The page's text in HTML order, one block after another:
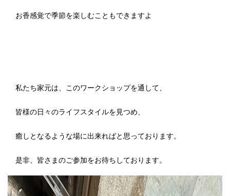
お香感覚で季節を楽しむこともできますよ
私たち家元は、このワークショップを通して、
皆様の日々のライフスタイルを見つめ、
癒しとなるような場に出来ればと思っております。
是非、皆さまのご参加をお待ちしております。